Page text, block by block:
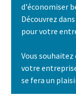
d'économiser
Découvrez
pour votre
Vous
votre
se fera un